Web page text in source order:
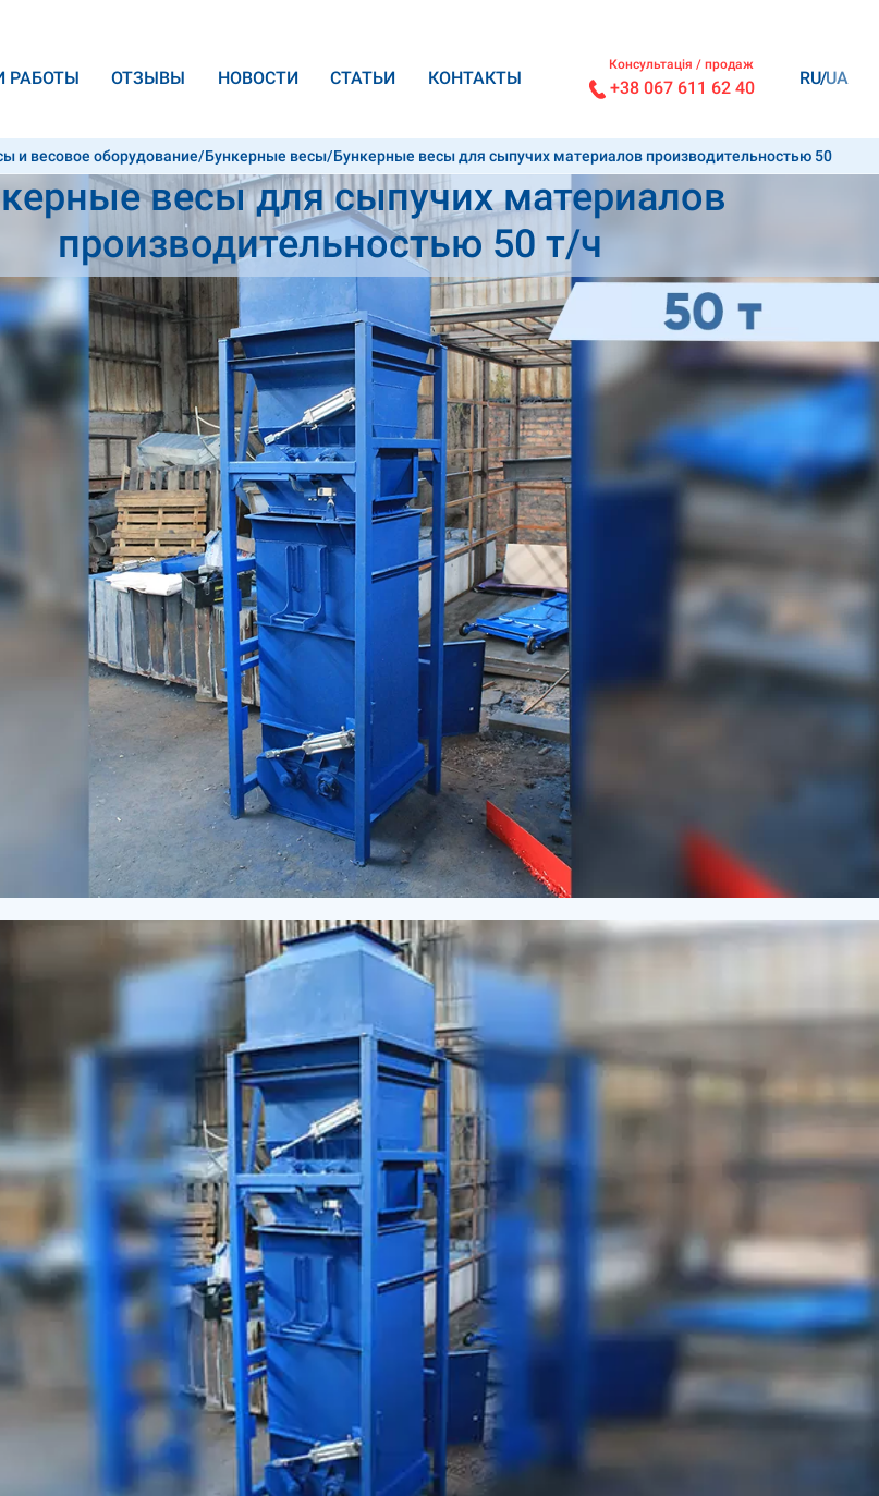
РАБОТЫ ОТЗЫВЫ НОВОСТИ CТАТЬИ КОНТАКТЫ
Консультація / продаж
+38 067 611 62 40 RU UA
и весовое оборудование/Бункерные весы/Бункерные весы для сыпучих материалов производительностью 50
весы для сыпучих материалов
производительностью 50 т/ч